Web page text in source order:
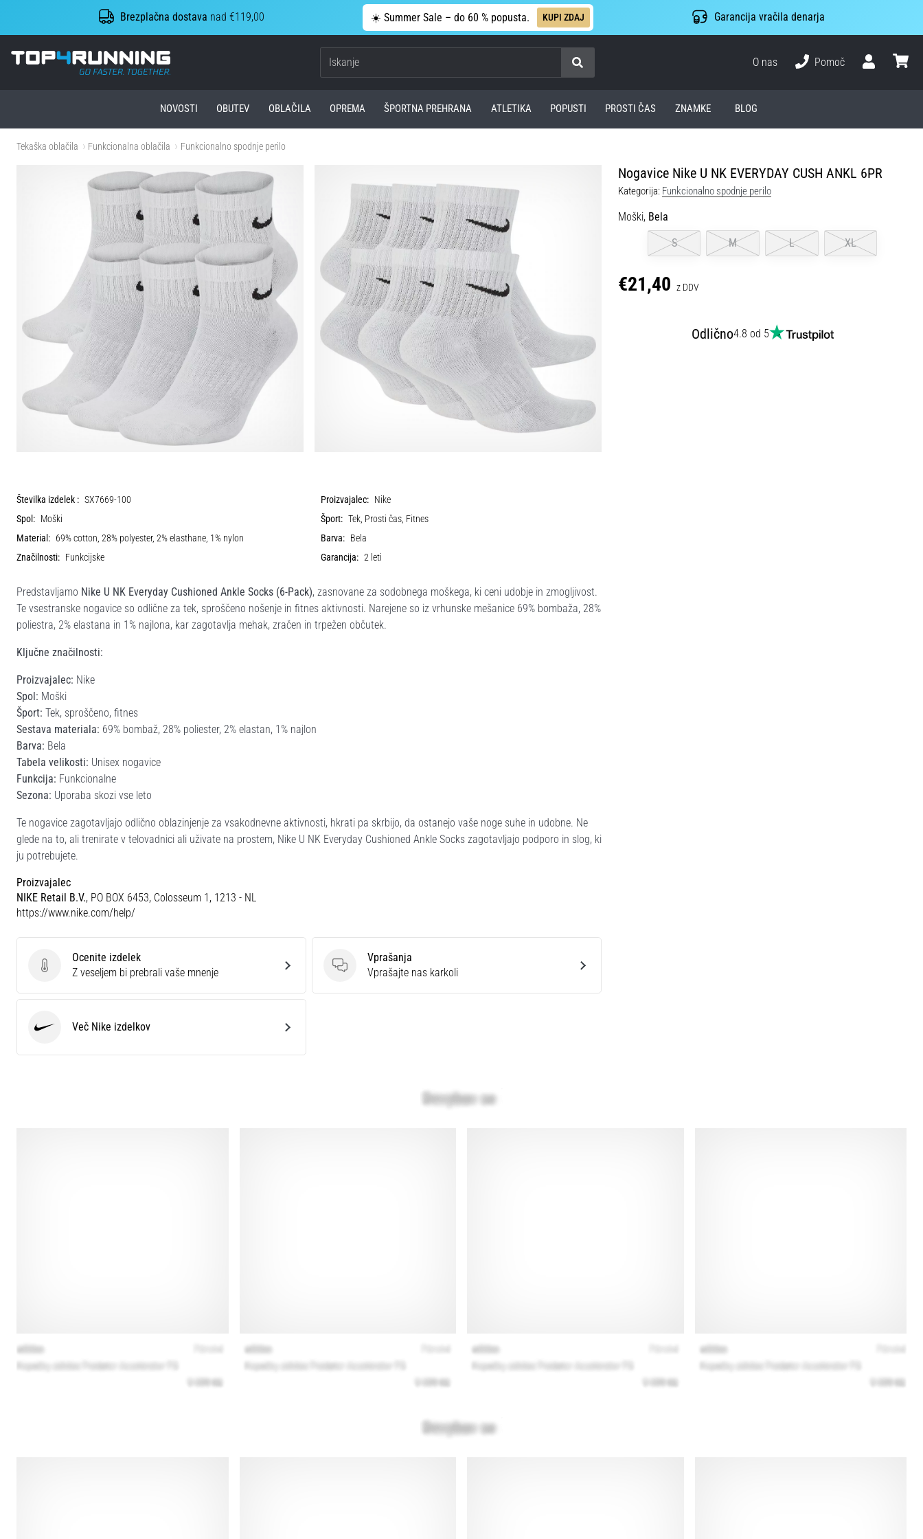
Brezplačna dostava nad €119,00 ☀️ Summer Sale – do 60 % popusta. KUPI ZDAJ Garancija vračila denarja
Top4Running.si
Iskanje
O nas
Pomoč
NOVOSTI OBUTEV OBLAČILA OPREMA ŠPORTNA PREHRANA ATLETIKA POPUSTI PROSTI ČAS ZNAMKE BLOG
Tekaška oblačila Funkcionalna oblačila Funkcionalno spodnje perilo
Nogavice Nike U NK EVERYDAY CUSH ANKL 6PR
Kategorija: Funkcionalno spodnje perilo
Moški, Bela
S
M L XL
€21,40 z DDV
Odlično4.8 od 5
Številka izdelek : SX7669-100 Proizvajalec: Nike
Spol: Moški Šport: Tek, Prosti čas, Fitnes
Material: 69% cotton, 28% polyester, 2% elasthane, 1% nylon Barva: Bela
Značilnosti: Funkcijske Garancija: 2 leti
Predstavljamo Nike U NK Everyday Cushioned Ankle Socks (6-Pack), zasnovane za sodobnega moškega, ki ceni udobje in zmogljivost.
Te vsestranske nogavice so odlične za tek, sproščeno nošenje in fitnes aktivnosti. Narejene so iz vrhunske mešanice 69% bombaža, 28%
poliestra, 2% elastana in 1% najlona, kar zagotavlja mehak, zračen in trpežen občutek.
Ključne značilnosti:
Proizvajalec: Nike
Spol: Moški
Šport: Tek, sproščeno, fitnes
Sestava materiala: 69% bombaž, 28% poliester, 2% elastan, 1% najlon
Barva: Bela
Tabela velikosti: Unisex nogavice
Funkcija: Funkcionalne
Sezona: Uporaba skozi vse leto
Te nogavice zagotavljajo odlično oblazinjenje za vsakodnevne aktivnosti, hkrati pa skrbijo, da ostanejo vaše noge suhe in udobne. Ne
glede na to, ali trenirate v telovadnici ali uživate na prostem, Nike U NK Everyday Cushioned Ankle Socks zagotavljajo podporo in slog, ki
ju potrebujete.
Proizvajalec
NIKE Retail B.V., PO BOX 6453, Colosseum 1, 1213 - NL
https://www.nike.com/help/
Ocenite izdelek
Ocenite izdelek
Z veseljem bi prebrali vaše mnenje
Vprašanja
Vprašanja
Vprašajte nas karkoli
Več Nike izdelkov